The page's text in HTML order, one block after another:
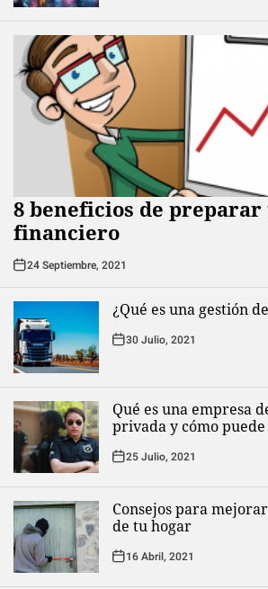
8 beneficios de
financiero
24 Septiembre, 2021
¿Qué es una gestión
30 Julio, 2021
Qué es una empresa
privada y cómo
25 Julio, 2021
Consejos para
de tu hogar
16 Abril, 2021